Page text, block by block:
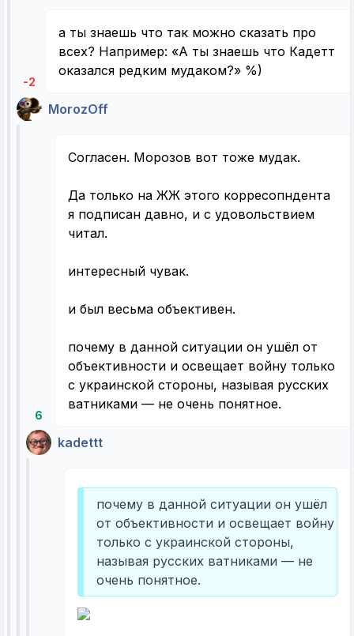
-2
а ты знаешь что так можно сказать про
всех? Например: «А ты знаешь что Кадетт
оказался редким мудаком?» %)
MorozOff
6
Согласен. Морозов вот тоже мудак.
Да только на ЖЖ этого корресопндента
я подписан давно, и с удовольствием
читал.
интересный чувак.
и был весьма объективен.
почему в данной ситуации он ушёл от
объективности и освещает войну только
с украинской стороны, называя русских
ватниками — не очень понятное.
kadettt
почему в данной ситуации он ушёл
от объективности и освещает войну
только с украинской стороны,
называя русских ватниками — не
очень понятное.